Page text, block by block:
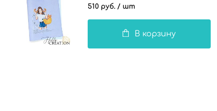
брюнетка" 26*46 см. матовый II,
510 руб. / шт
В корзину